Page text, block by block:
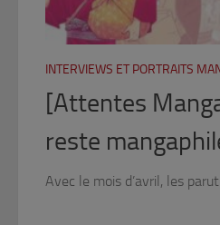
INTERVIEWS ET PORTRAITS
[Attentes
reste
Avec le mois d’avril, les